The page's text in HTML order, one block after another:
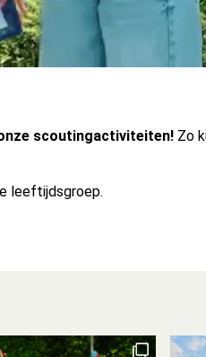
scoutingactiviteiten! Zo
leeftijdsgroep.